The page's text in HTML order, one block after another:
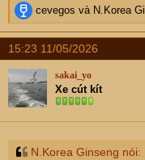
R
e
a
c
t
i
o
n
s
cevegos và N.Korea
15:23 11/05/2026
sakai_yo
Xe cút kít
N.Korea Ginseng nói: